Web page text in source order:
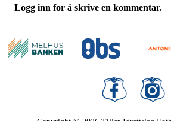
Logg inn for å skrive en kommentar.